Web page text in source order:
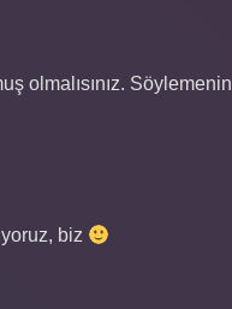
olmalısınız. Söylemenin
biz